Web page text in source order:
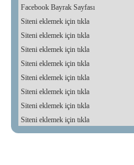
Facebook Bayrak Sayfası
Siteni eklemek için tıkla
Siteni eklemek için tıkla
Siteni eklemek için tıkla
Siteni eklemek için tıkla
Siteni eklemek için tıkla
Siteni eklemek için tıkla
Siteni eklemek için tıkla
Siteni eklemek için tıkla